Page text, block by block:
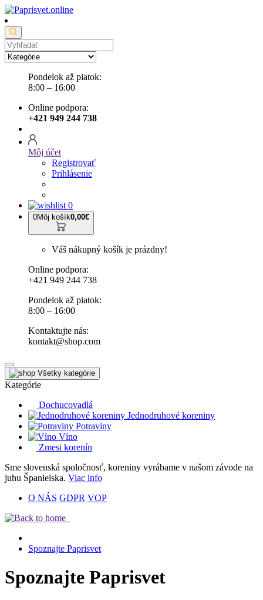
Pondelok až piatok:
8:00 – 16:00
Online podpora:
+421 949 244 738
Môj účet
Registrovať
Prihlásenie
0
0Môj košík0,00€
Váš nákupný košík je prázdny!
Online podpora:
+421 949 244 738
Pondelok až piatok:
8:00 – 16:00
Kontaktujte nás:
kontakt@shop.com
Všetky kategórie
Kategórie
Dochucovadlá
Jednodruhové koreniny
Potraviny
Víno
Zmesi korenín
Sme slovenská spoločnosť, koreniny vyrábame v našom závode na
juhu Španielska. Viac info
O NÁS GDPR VOP
Spoznajte Paprisvet
Spoznajte Paprisvet